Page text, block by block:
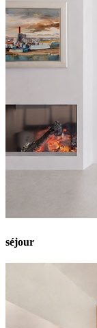
séjour